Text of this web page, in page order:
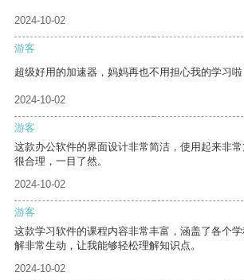
2024-10-02
游客
超级好用的加速器，妈妈再也不用担心我的学习啦
2024-10-02
游客
这款办公软件的界面设计非常简洁，使用起来非
很合理，一目了然。
2024-10-02
游客
这款学习软件的课程内容非常丰富，涵盖了各个
解非常生动，让我能够轻松理解知识点。
2024-10-02